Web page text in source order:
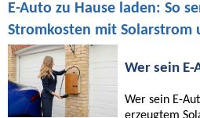
E-Auto zu Hause laden: So
Stromkosten mit Solarstrom
Wer sein E-
Wer sein E-